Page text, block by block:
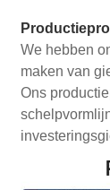
We hebben
maken van
Ons